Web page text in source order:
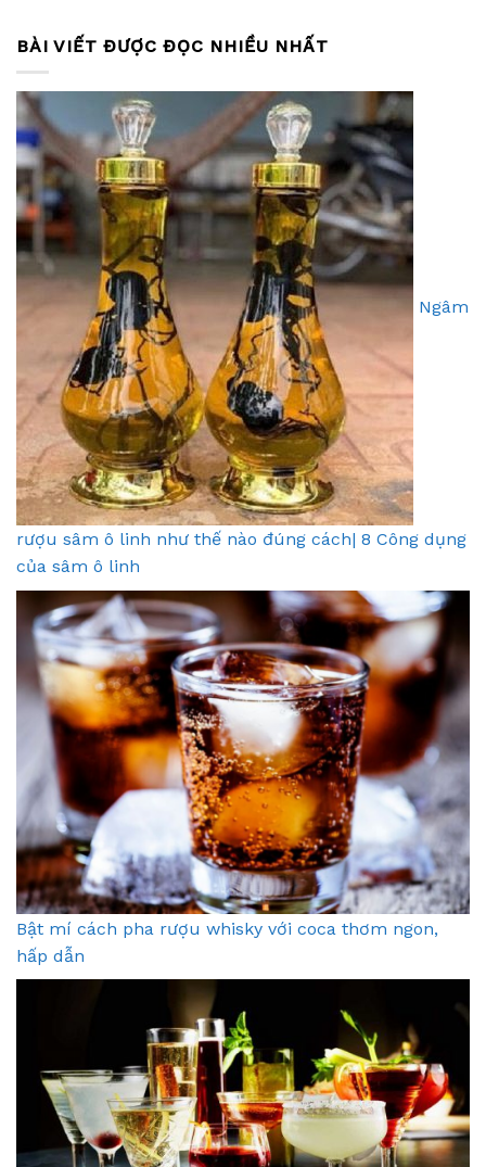
BÀI VIẾT ĐƯỢC ĐỌC NHIỀU NHẤT
Ngâm
rượu sâm ô linh như thế nào đúng cách| 8 Công dụng
của sâm ô linh
Bật mí cách pha rượu whisky với coca thơm ngon,
hấp dẫn